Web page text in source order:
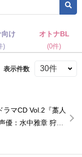
向け
)
オトナBL
(0件)
表示件数
ラマCD Vol.2『藁人
優：水中雅章 狩野
】